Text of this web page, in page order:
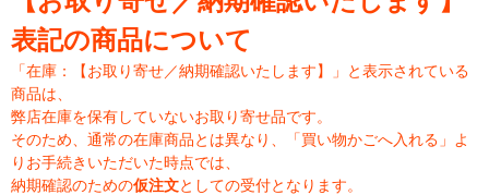
表記の商品について
「在庫：【お取り寄せ／納期確認いたします】」と表示されている
商品は、
弊店在庫を保有していないお取り寄せ品です。
そのため、通常の在庫商品とは異なり、「買い物かごへ入れる」よ
りお手続きいただいた時点では、
納期確認のための仮注文としての受付となります。